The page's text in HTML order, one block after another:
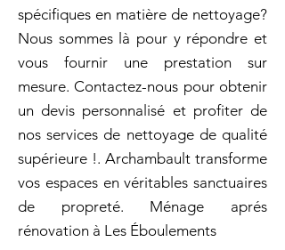
spécifiques en matière de nettoyage?
Nous sommes là pour y répondre et
vous fournir une prestation sur
mesure. Contactez-nous pour obtenir
un devis personnalisé et profiter de
nos services de nettoyage de qualité
supérieure !. Archambault transforme
vos espaces en véritables sanctuaires
de propreté. Ménage aprés
rénovation à Les Éboulements